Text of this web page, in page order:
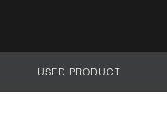
USED PRODUCT